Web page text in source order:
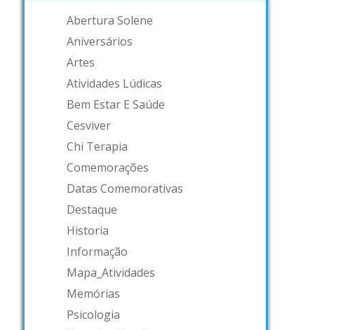
Abertura Solene
Aniversários
Artes
Atividades Lúdicas
Bem Estar E Saúde
Cesviver
Chi Terapia
Comemorações
Datas Comemorativas
Destaque
Historia
Informação
Mapa_Atividades
Memórias
Psicologia